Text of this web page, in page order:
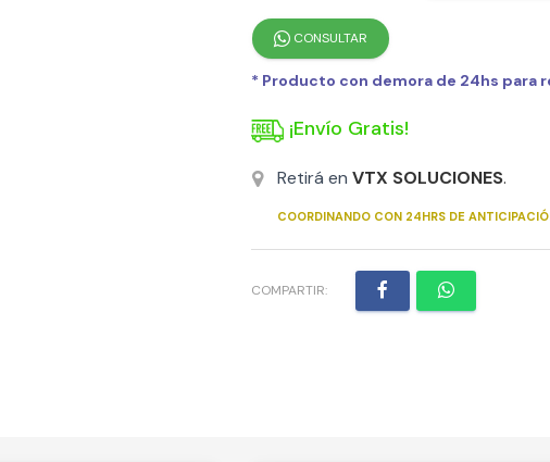
CONSULTAR
* Producto con demora de 24hs para
¡Envío Gratis!
Retirá en VTX SOLUCIONES.
COORDINANDO CON 24HRS DE
COMPARTIR: